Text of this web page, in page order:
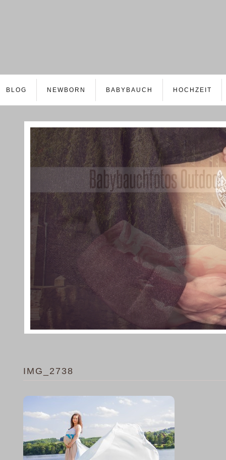
BLOG NEWBORN BABYBAUCH HOCHZEIT
IMG_2738